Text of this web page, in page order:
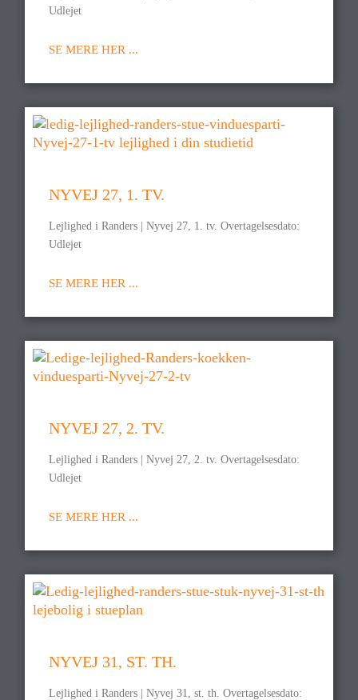
Udlejet
SE MERE HER ...
NYVEJ 27, 1. TV.
Lejlighed i Randers | Nyvej 27, 1. tv. Overtagelsesdato:
Udlejet
SE MERE HER ...
NYVEJ 27, 2. TV.
Lejlighed i Randers | Nyvej 27, 2. tv. Overtagelsesdato:
Udlejet
SE MERE HER ...
NYVEJ 31, ST. TH.
Lejlighed i Randers | Nyvej 31, st. th. Overtagelsesdato: